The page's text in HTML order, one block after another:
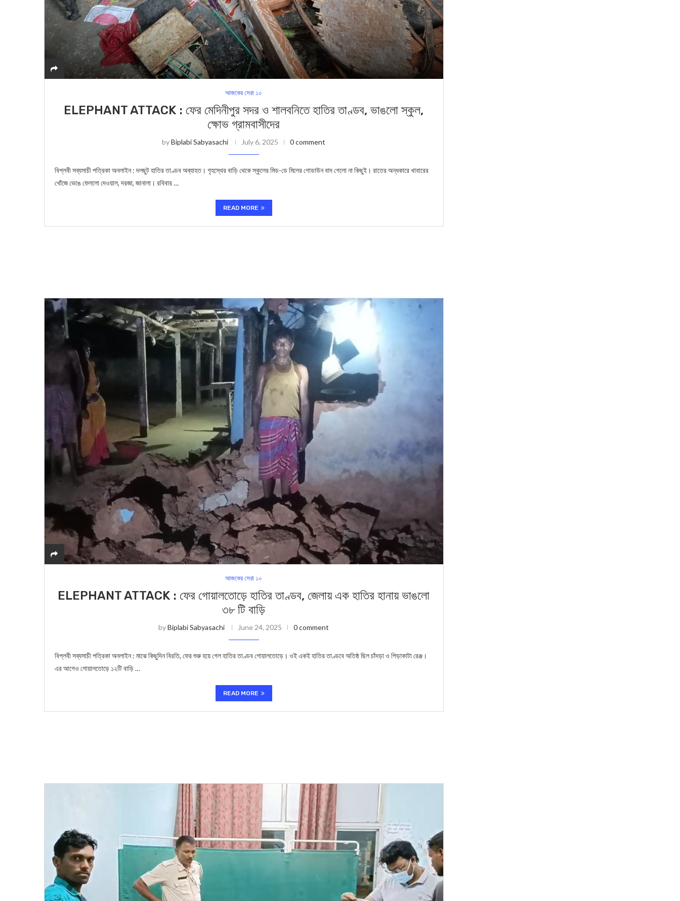
আজকের সেরা ১০
ELEPHANT ATTACK : ফের মেদিনীপুর সদর ও শালবনিতে হাতির তাণ্ডব, ভাঙলো স্কুল,
ক্ষোভ গ্রামবাসীদের
byBiplabi Sabyasachi July 6, 2025 0 comment
বিপ্লবী সব্যসাচী পত্রিকা অনলাইন : দলছুট হাতির তাণ্ডব অব্যাহত। গৃহস্থের বাড়ি থেকে স্কুলের মিড-ডে মিলের গোডাউন বাদ গেলো না কিছুই। রাতের অন্ধকারে খাবারের
খোঁজে ভেঙে ফেললো দেওয়াল, দরজা, জানালা। রবিবার …
READ MORE
আজকের সেরা ১০
ELEPHANT ATTACK : ফের গোয়ালতোড়ে হাতির তাণ্ডব, জেলায় এক হাতির হানায় ভাঙলো
৩৮ টি বাড়ি
byBiplabi Sabyasachi June 24, 2025 0 comment
বিপ্লবী সব্যসাচী পত্রিকা অনলাইন : মাঝে কিছুদিন বিরতি, ফের শুরু হয়ে গেল হাতির তাণ্ডব গোয়ালতোড়ে। ওই একই হাতির তাণ্ডবে অতিষ্ঠ ছিল চাঁদড়া ও পিড়াকাটা রেঞ্জ।
এর আগেও গোয়ালতোড়ে ১২টি বাড়ি …
READ MORE